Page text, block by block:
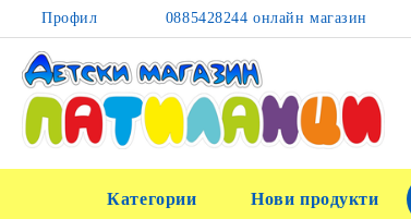
Профил 0885428244 онлайн магазин
Категории Нови продукти